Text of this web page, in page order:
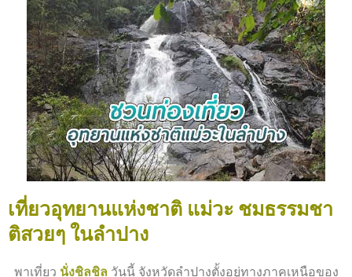
เที่ยวอุทยานแห่งชาติ แม่วะ ชมธรรมชา
ติสวยๆ ในลำปาง
พาเที่ยว นั่งชิลชิลวันนี้ จังหวัดลำปางตั้งอยู่ทางภาคเหนือของ